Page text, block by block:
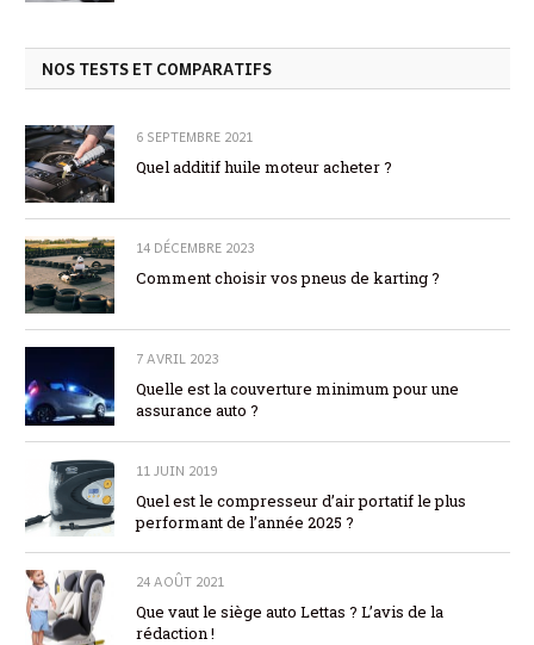
NOS TESTS ET COMPARATIFS
6 SEPTEMBRE 2021
Quel additif huile moteur acheter ?
14 DÉCEMBRE 2023
Comment choisir vos pneus de karting ?
7 AVRIL 2023
Quelle est la couverture minimum pour une
assurance auto ?
11 JUIN 2019
Quel est le compresseur d’air portatif le plus
performant de l’année 2025 ?
24 AOÛT 2021
Que vaut le siège auto Lettas ? L’avis de la
rédaction !